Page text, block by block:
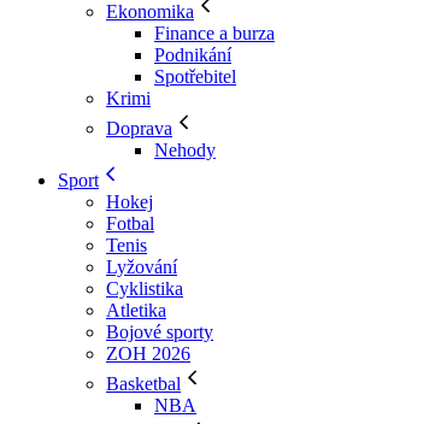
Ekonomika
Finance a burza
Podnikání
Spotřebitel
Krimi
Doprava
Nehody
Sport
Hokej
Fotbal
Tenis
Lyžování
Cyklistika
Atletika
Bojové sporty
ZOH 2026
Basketbal
NBA